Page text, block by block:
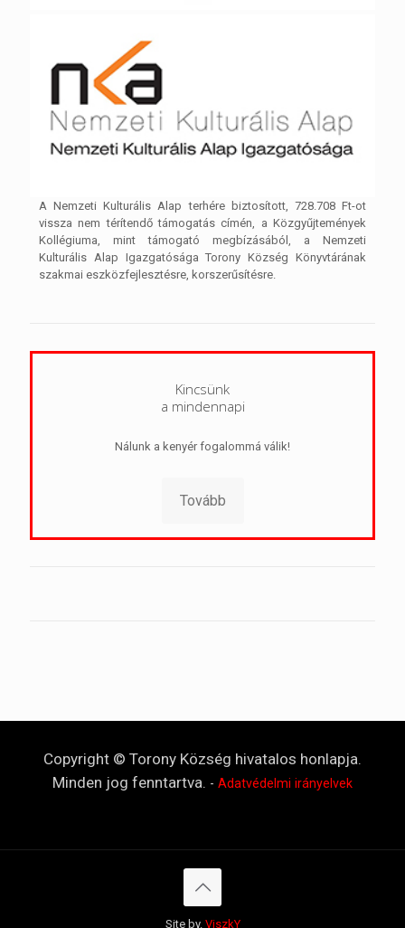
A Nemzeti Kulturális Alap terhére biztosított, 728.708 Ft-ot
vissza nem térítendő támogatás címén, a Közgyűjtemények
Kollégiuma, mint támogató megbízásából, a Nemzeti
Kulturális Alap Igazgatósága Torony Község Könyvtárának
szakmai eszközfejlesztésre, korszerűsítésre.
Kincsünk
a mindennapi
Nálunk a kenyér fogalommá válik!
Tovább
Copyright © Torony Község hivatalos honlapja.
Minden jog fenntartva. - Adatvédelmi irányelvek
Site by. ViszkY